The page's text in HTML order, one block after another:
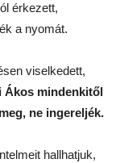
érkezett,
a nyomát.
viselkedett,
Ákos mindenkitől
ne ingereljék.
hallhatjuk,